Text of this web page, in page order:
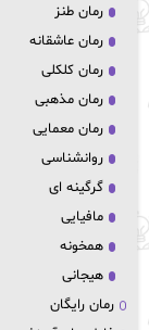
رمان طنز
رمان عاشقانه
رمان کلکلی
رمان مذهبی
رمان معمایی
روانشناسی
گرگینه ای
مافیایی
همخونه
هیجانی
رمان رایگان